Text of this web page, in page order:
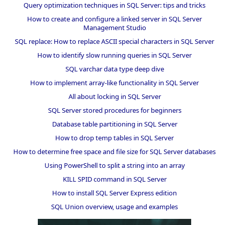
Query optimization techniques in SQL Server: tips and tricks
How to create and configure a linked server in SQL Server
Management Studio
SQL replace: How to replace ASCII special characters in SQL Server
How to identify slow running queries in SQL Server
SQL varchar data type deep dive
How to implement array-like functionality in SQL Server
All about locking in SQL Server
SQL Server stored procedures for beginners
Database table partitioning in SQL Server
How to drop temp tables in SQL Server
How to determine free space and file size for SQL Server databases
Using PowerShell to split a string into an array
KILL SPID command in SQL Server
How to install SQL Server Express edition
SQL Union overview, usage and examples